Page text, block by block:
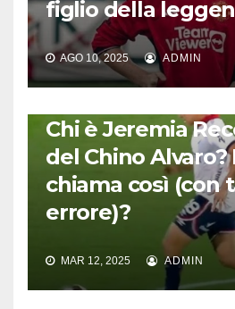
figlio della
AGO 10, 2025 ADMIN
Chi è Jeremia
del Chino Alvaro?
chiama così (con
errore)?
MAR 12, 2025 ADMIN